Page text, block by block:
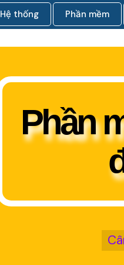
Hệ thống Phần mềm
Phần